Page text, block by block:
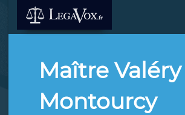
Maître Valéry
Montourcy